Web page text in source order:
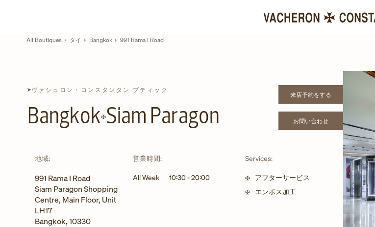
Return to Nav
All Boutiques タイ Bangkok 991 Rama I Road
ヴァシュロン・コンスタンタン ブティック
Bangkok Siam Paragon
来店予約をするLINK OPENS IN NEW TAB
お問い合わせLINK OPENS IN NEW TAB
地域:
991 Rama I Road
Siam Paragon Shopping
Centre, Main Floor, Unit
LH17
Bangkok,10330
営業時間:
All Week 10:30-20:00
Services:
アフターサービス
エンボス加工